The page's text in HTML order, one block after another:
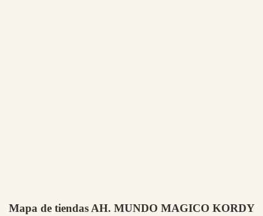
Mapa de tiendas AH. MUNDO MAGICO KORDY